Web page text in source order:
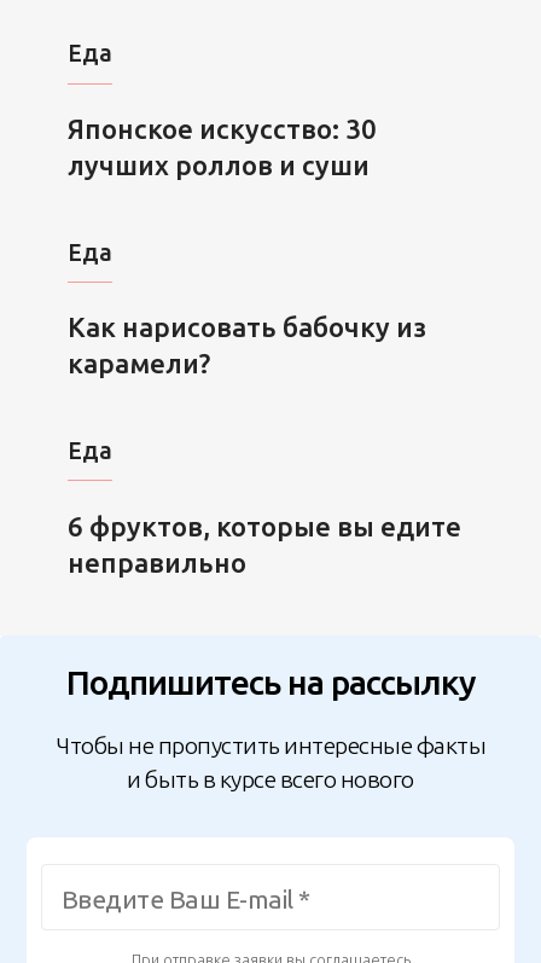
Еда
Японское искусство: 30
лучших роллов и суши
Еда
Как нарисовать бабочку из
карамели?
Еда
6 фруктов, которые вы едите
неправильно
Подпишитесь на рассылку
Чтобы не пропустить интересные факты
и быть в курсе всего нового
При отправке заявки вы соглашаетесь